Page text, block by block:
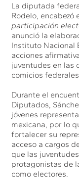
La diputada
Rodelo, encabezó
participación
anunció la
Instituto Nacional
acciones
juventudes en las
comicios
Durante el
Diputados,
jóvenes
mexicana, por lo
fortalecer su
acceso a cargos
que las
protagonistas de
como electores.